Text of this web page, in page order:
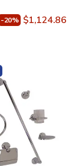
-20% $1,124.86